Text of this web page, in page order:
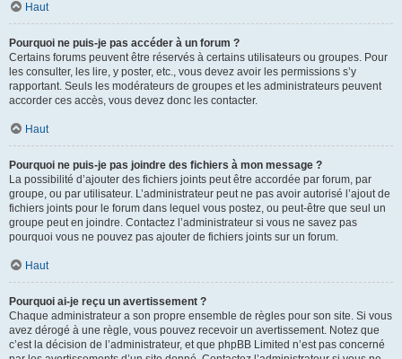
Haut
Pourquoi ne puis-je pas accéder à un forum ?
Certains forums peuvent être réservés à certains utilisateurs ou groupes. Pour
les consulter, les lire, y poster, etc., vous devez avoir les permissions s’y
rapportant. Seuls les modérateurs de groupes et les administrateurs peuvent
accorder ces accès, vous devez donc les contacter.
Haut
Pourquoi ne puis-je pas joindre des fichiers à mon message ?
La possibilité d’ajouter des fichiers joints peut être accordée par forum, par
groupe, ou par utilisateur. L’administrateur peut ne pas avoir autorisé l’ajout de
fichiers joints pour le forum dans lequel vous postez, ou peut-être que seul un
groupe peut en joindre. Contactez l’administrateur si vous ne savez pas
pourquoi vous ne pouvez pas ajouter de fichiers joints sur un forum.
Haut
Pourquoi ai-je reçu un avertissement ?
Chaque administrateur a son propre ensemble de règles pour son site. Si vous
avez dérogé à une règle, vous pouvez recevoir un avertissement. Notez que
c’est la décision de l’administrateur, et que phpBB Limited n’est pas concerné